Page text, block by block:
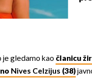
je gledamo kao članicu
Nives Celzijus (38)